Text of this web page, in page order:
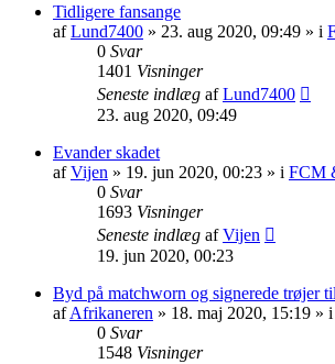
Tidligere fansange
afLund7400 » 23. aug 2020, 09:49 » i
0 Svar
1401 Visninger
Seneste indlæg afLund7400
23. aug 2020, 09:49
Evander skadet
afVijen » 19. jun 2020, 00:23 » i FCM
0 Svar
1693 Visninger
Seneste indlæg afVijen
19. jun 2020, 00:23
Byd på matchworn og signerede trøjer
afAfrikaneren » 18. maj 2020, 15:19 » i
0 Svar
1548 Visninger